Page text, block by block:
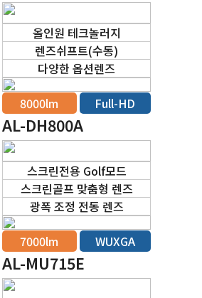
올인원 테크놀러지
렌즈쉬프트(수동)
다양한 옵션렌즈
8000lm Full-HD
AL-DH800A
스크린전용 Golf모드
스크린골프 맞춤형 렌즈
광폭 조정 전동 렌즈
7000lm WUXGA
AL-MU715E